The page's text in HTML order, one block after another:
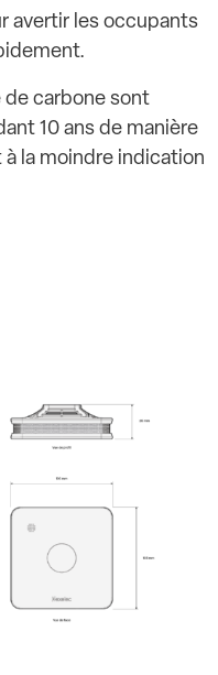
avertir les occupants
carbone sont
10 ans de manière
la moindre indication